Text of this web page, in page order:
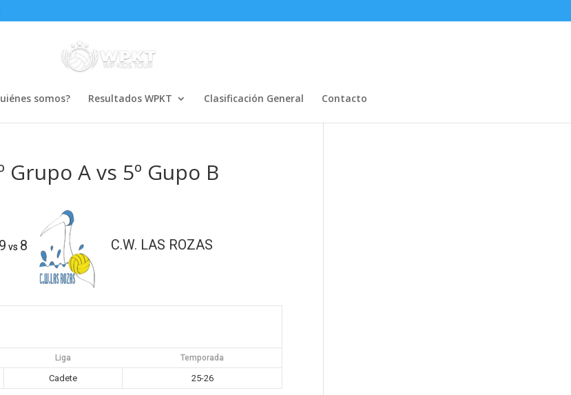
somos? Resultados WPKT Clasificación General Contacto
Grupo A vs 5º Gupo B
9 vs 8 C.W. LAS ROZAS
Liga Temporada
Cadete 25-26